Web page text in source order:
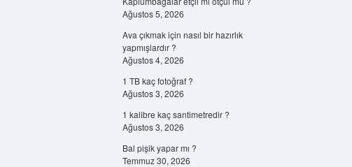
Ağustos 5, 2026
Ava çıkmak için nasıl bir hazırlık
yapmışlardır ?
Ağustos 4, 2026
1 TB kaç fotoğraf ?
Ağustos 3, 2026
1 kalibre kaç santimetredir ?
Ağustos 3, 2026
Bal pişik yapar mı ?
Temmuz 30, 2026